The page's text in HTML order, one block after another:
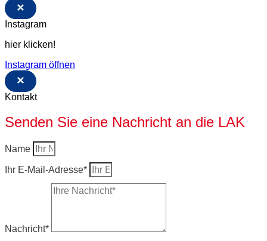
×
Instagram
hier klicken!
Instagram öffnen
×
Kontakt
Senden Sie eine Nachricht an die LAK
Name
Ihr E-Mail-Adresse*
Nachricht*